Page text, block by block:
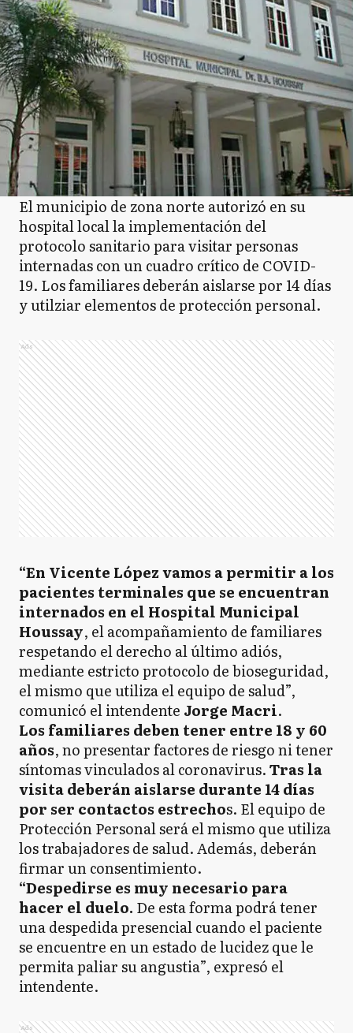
El municipio de zona norte autorizó en su
hospital local la implementación del
protocolo sanitario para visitar personas
internadas con un cuadro crítico de COVID-
19. Los familiares deberán aislarse por 14 días
y utilziar elementos de protección personal.
Ads
“En Vicente López vamos a permitir a los
pacientes terminales que se encuentran
internados en el Hospital Municipal
Houssay, el acompañamiento de familiares
respetando el derecho al último adiós,
mediante estricto protocolo de bioseguridad,
el mismo que utiliza el equipo de salud”,
comunicó el intendente Jorge Macri.
Los familiares deben tener entre 18 y 60
años, no presentar factores de riesgo ni tener
síntomas vinculados al coronavirus.Tras la
visita deberán aislarse durante 14 días
por ser contactos estrechos. El equipo de
Protección Personal será el mismo que utiliza
los trabajadores de salud. Además, deberán
firmar un consentimiento.
“Despedirse es muy necesario para
hacer el duelo. De esta forma podrá tener
una despedida presencial cuando el paciente
se encuentre en un estado de lucidez que le
permita paliar su angustia”, expresó el
intendente.
Ads